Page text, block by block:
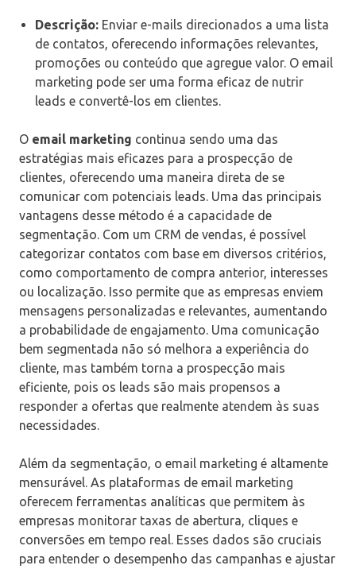
Descrição: Enviar e-mails direcionados a uma lista
de contatos, oferecendo informações relevantes,
promoções ou conteúdo que agregue valor. O email
marketing pode ser uma forma eficaz de nutrir
leads e convertê-los em clientes.
O email marketing continua sendo uma das
estratégias mais eficazes para a prospecção de
clientes, oferecendo uma maneira direta de se
comunicar com potenciais leads. Uma das principais
vantagens desse método é a capacidade de
segmentação. Com um CRM de vendas, é possível
categorizar contatos com base em diversos critérios,
como comportamento de compra anterior, interesses
ou localização. Isso permite que as empresas enviem
mensagens personalizadas e relevantes, aumentando
a probabilidade de engajamento. Uma comunicação
bem segmentada não só melhora a experiência do
cliente, mas também torna a prospecção mais
eficiente, pois os leads são mais propensos a
responder a ofertas que realmente atendem às suas
necessidades.
Além da segmentação, o email marketing é altamente
mensurável. As plataformas de email marketing
oferecem ferramentas analíticas que permitem às
empresas monitorar taxas de abertura, cliques e
conversões em tempo real. Esses dados são cruciais
para entender o desempenho das campanhas e ajustar